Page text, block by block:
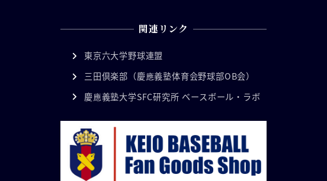
関連リンク
東京六大学野球連盟
三田倶楽部（慶應義塾体育会野球部OB会）
慶應義塾大学SFC研究所 ベースボール・ラボ